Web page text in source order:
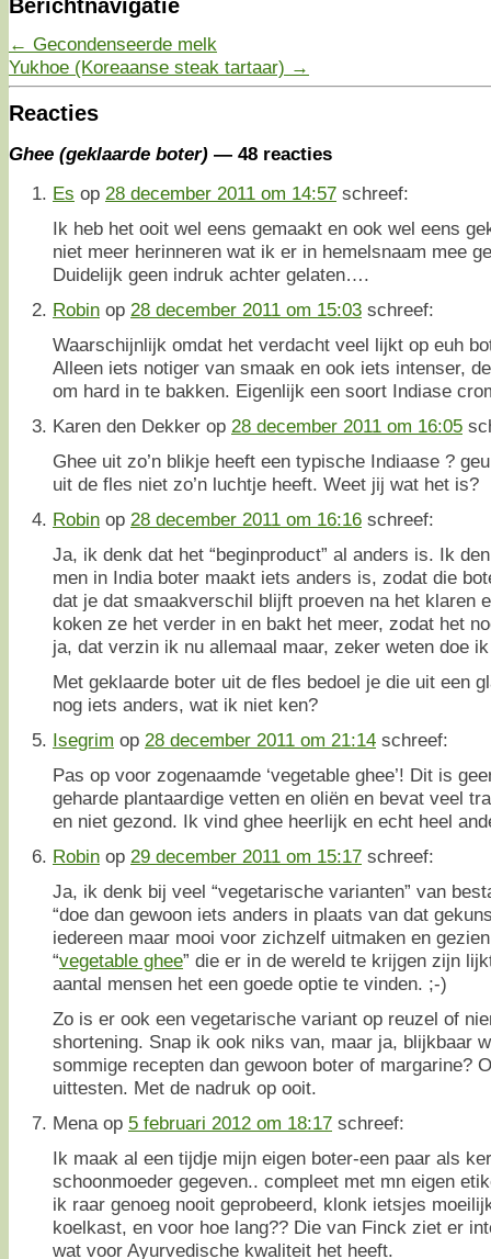
Berichtnavigatie
← Gecondenseerde melk
Yukhoe (Koreaanse steak tartaar) →
Reacties
Ghee (geklaarde boter) — 48 reacties
Es op 28 december 2011 om 14:57 schreef:
Ik heb het ooit wel eens gemaakt en ook wel eens
niet meer herinneren wat ik er in hemelsnaam mee
Duidelijk geen indruk achter gelaten….
Robin op 28 december 2011 om 15:03 schreef:
Waarschijnlijk omdat het verdacht veel lijkt op euh
Alleen iets notiger van smaak en ook iets intenser,
om hard in te bakken. Eigenlijk een soort Indiase
Karen den Dekker op 28 december 2011 om 16:05
Ghee uit zo’n blikje heeft een typische Indiaase ?
uit de fles niet zo’n luchtje heeft. Weet jij wat het is?
Robin op 28 december 2011 om 16:16 schreef:
Ja, ik denk dat het “beginproduct” al anders is. Ik
men in India boter maakt iets anders is, zodat die
dat je dat smaakverschil blijft proeven na het klaren
koken ze het verder in en bakt het meer, zodat het
ja, dat verzin ik nu allemaal maar, zeker weten doe
Met geklaarde boter uit de fles bedoel je die uit een
nog iets anders, wat ik niet ken?
Isegrim op 28 december 2011 om 21:14 schreef:
Pas op voor zogenaamde ‘vegetable ghee’! Dit is
geharde plantaardige vetten en oliën en bevat veel
en niet gezond. Ik vind ghee heerlijk en echt heel
Robin op 29 december 2011 om 15:17 schreef:
Ja, ik denk bij veel “vegetarische varianten” van
“doe dan gewoon iets anders in plaats van dat
iedereen maar mooi voor zichzelf uitmaken en
“vegetable ghee” die er in de wereld te krijgen zijn
aantal mensen het een goede optie te vinden. ;-)
Zo is er ook een vegetarische variant op reuzel of
shortening. Snap ik ook niks van, maar ja, blijkbaar
sommige recepten dan gewoon boter of margarine?
uittesten. Met de nadruk op ooit.
Mena op 5 februari 2012 om 18:17 schreef:
Ik maak al een tijdje mijn eigen boter-een paar als
schoonmoeder gegeven.. compleet met mn eigen
ik raar genoeg nooit geprobeerd, klonk ietsjes
koelkast, en voor hoe lang?? Die van Finck ziet er
wat voor Ayurvedische kwaliteit het heeft.